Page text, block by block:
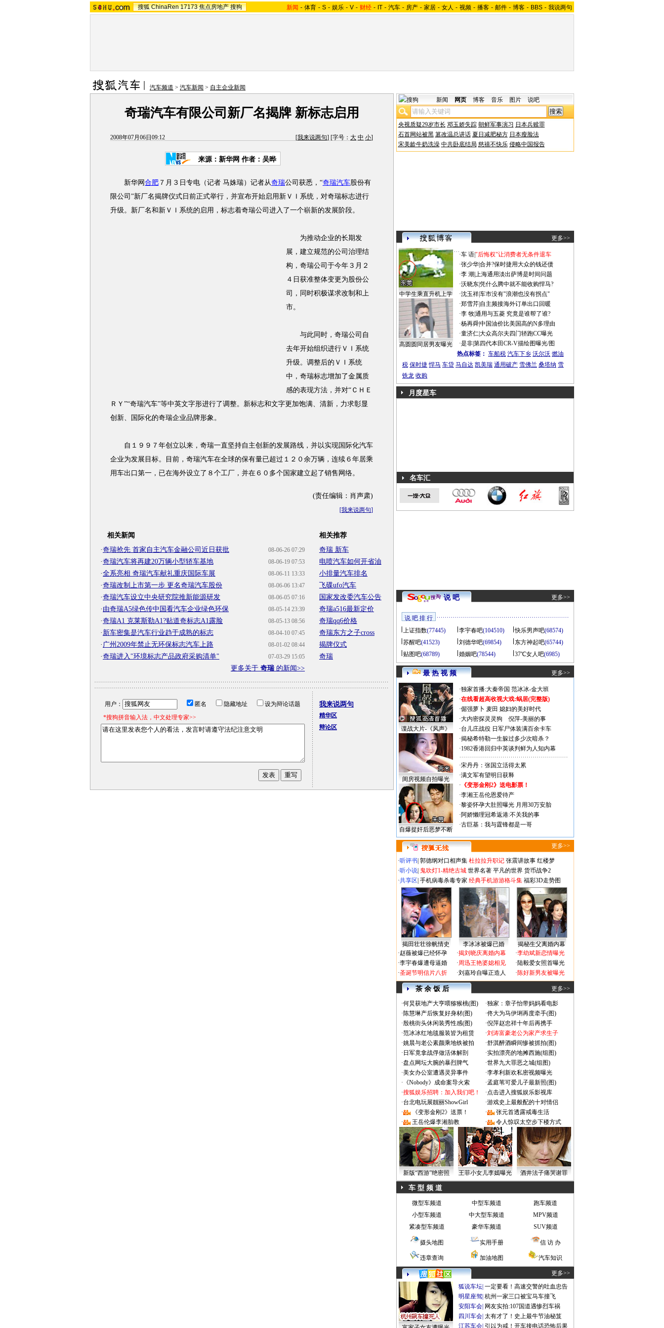
搜狐 ChinaRen 17173 焦点房地产 搜狗 新闻 - 体育 - S - 娱乐 - V - 财经 - IT - 汽车 - 房产 - 家居 - 女人 - 视频 - 播客 - 邮件 - 博客 - BBS - 我说两句
汽车频道 > 汽车新闻 > 自主企业新闻
奇瑞汽车有限公司新厂名揭牌 新标志启用
2008年07月06日09:12 [我来说两句] [字号： 大 中 小]
来源：新华网 作者：吴晔
新华网 合肥 ７月３日专电（记者 马姝瑞）记者从奇瑞公司获悉，“奇瑞汽车股份有
限公司”新厂名揭牌仪式日前正式举行，并宣布开始启用新ＶＩ系统，对奇瑞标志进行
升级。新厂名和新ＶＩ系统的启用，标志着奇瑞公司进入了一个崭新的发展阶段。
为推动企业的长期发
展，建立规范的公司治理结
构，奇瑞公司于今年３月２
４日获准整体变更为股份公
司，同时积极谋求改制和上
市。
与此同时，奇瑞公司自
去年开始组织进行ＶＩ系统
升级。调整后的ＶＩ系统
中，奇瑞标志增加了金属质
感的表现方法，并对“ＣＨＥ
ＲＹ”“奇瑞汽车”等中英文字形进行了调整。新标志和文字更加饱满、清新，力求彰显
创新、国际化的奇瑞企业品牌形象。
自１９９７年创立以来，奇瑞一直坚持自主创新的发展路线，并以实现国际化汽车
企业为发展目标。目前，奇瑞汽车在全球的保有量已超过１２０余万辆，连续６年居乘
用车出口第一，已在海外设立了８个工厂，并在６０多个国家建立起了销售网络。
(责任编辑：肖声肃)
[我来说两句]
相关新闻
08-06-26 07:29
·奇瑞抢先 首家自主汽车金融公司近日获批
08-06-19 07:53
·奇瑞汽车将再建20万辆小型轿车基地
08-06-11 13:33
·全系亮相 奇瑞汽车献礼重庆国际车展
08-06-06 13:47
·奇瑞改制上市第一步 更名奇瑞汽车股份
08-06-05 07:16
·奇瑞汽车设立中央研究院推新能源研发
08-05-14 23:39
· 由奇瑞A5绿色传中国看汽车企业绿色环保
08-05-13 08:56
·奇瑞A1 克莱斯勒A1?贴道奇标志A1露脸
08-04-10 07:45
· 新车密集是汽车行业趋于成熟的标志
08-01-02 08:44
· 广州2009年禁止无环保标志汽车上路
07-03-29 15:05
·奇瑞进入"环境标志产品政府采购清单"
更多关于 奇瑞 的新闻>>
相关推荐
奇瑞 新车
电喷汽车如何开省油
小排量汽车排名
飞碟ufo汽车
国家发改委汽车公告
奇瑞a516最新定价
奇瑞qq6价格
奇瑞东方之子cross
揭牌仪式
奇瑞
用户： 匿名 隐藏地址
设为辩论话题
*搜狗拼音输入法，中文处理专家>>
我来说两句
精华区
辩论区
新闻 网页 博客 音乐 图片 说吧
央视质疑29岁市长 邓玉娇失踪 朝鲜军事演习 日本兵赎罪
石首网站被黑 篡改温总讲话 夏日减肥秘方 日本瘦脸法
宋美龄牛奶洗澡 中共卧底结局 慈禧不快乐 侵略中国报告
更多>>
中学生乘直升机上学
高圆圆同居男友曝光
·车 语|"后悔权"让消费者无条件退车
·张少华|合并?保时捷用大众的钱还债
·李 潮 上海通用淡出萨博是时间问题
·沃晓东|凭什么腾中就不能收购悍马?
·沈玉祥|车市没有"浪潮也没有拐点"
·郑雪芹| 自主频接海外订单出口回暖
·李 牧|通用与五菱 究竟是谁帮了谁?
·杨再舜|中国油价比美国高的N多理由
·童济仁|大众高尔夫四门轿跑CC曝光
·是非|第四代本田CR-V描绘图曝光/图
热点标签： 车船税 汽车下乡 沃尔沃 燃油
税 保时捷 悍马 车贷 马自达 凯美瑞 通用破产 雪佛兰 桑塔纳 雪
铁龙 收购
月度星车
名车汇
说 吧 更多>>
说 吧 排 行
上证指数(77445) 李宇春吧(104510) 快乐男声吧(68574)
苏醒吧(41523) 刘德华吧(69854) 东方神起吧(65744)
贴图吧(68789) 婚姻吧(78544) 37℃女人吧(6985)
最 热 视 频 更多>>
谍战大片-《风声》
闺房视频自拍曝光
自爆捉奸后恶梦不断
·独家首播:大秦帝国 范冰冰-金大班
·在线看超高收视大戏:蜗居(完整版)
·倔强萝卜 麦田 媳妇的美好时代
·大内密探灵灵狗
倪萍-美丽的事
·台儿庄战役 日军尸体装满百余卡车
·揭秘希特勒一生躲过多少次暗杀？
·1982香港回归中英谈判鲜为人知内幕
·宋丹丹：张国立活得太累
·满文军有望明日获释
· 《变形金刚2》送电影票！
·李湘王岳伦恩爱待产
·黎姿怀孕大肚照曝光 月用30万安胎
·阿娇懒理冠希返港:不关我的事
·古巨基：我与霆锋都是一哥
更多>>
·听评书 郭德纲对口相声集 杜拉拉升职记 张震讲故事 红楼梦
·听小说 鬼吹灯1-精绝古城 世界名著 平凡的世界 货币战争2
·共享区 手机病毒杀毒专家 经典手机游游格斗集 福彩3D走势图
揭田壮壮徐帆情史 李冰冰被爆已婚
揭秘生父离婚内幕
·赵薇被爆已经怀孕
·李宇春爆遭母逼婚
·圣诞节明信片八折
·揭刘晓庆离婚内幕
·周迅王艳婆媳相见
·刘嘉玲自曝正造人
·李幼斌新恋情曝光
·陆毅爱女照首曝光
·陈好新男友被曝光
茶 余 饭 后 更多>>
·何炅获地产大亨喂猕猴桃(图) ·独家：章子怡带妈妈看电影
·陈慧琳产后恢复好身材(图) ·佟大为马伊琍再度牵手(图)
·殷桃街头休闲装秀性感(图) ·倪萍赵忠祥十年后再携手
·范冰冰红地毯服装皆为租赁 ·刘涛富豪老公为家产求生子
·姚晨与老公素颜乘地铁被拍 ·舒淇醉酒瞬间惨被抓拍(图)
· 日军竟拿战俘做活体解剖 ·实拍漂亮的地摊西施(组图)
·盘点网坛大腕的暴烈脾气 ·世界九大罪恶之城(组图)
·美女办公室遭遇灵异事件 ·李孝利新欢私密视频曝光
· 《Nobody》成命案导火索 ·孟庭苇可爱儿子最新照(图)
·搜狐娱乐招聘：加入我们吧！ ·点击进入搜狐娱乐影视库
·台北电玩展靓丽ShowGirl ·游戏史上最般配的十对情侣
·
《变形金刚2》送票！ ·
张元首透露戒毒生活
·
王岳伦爆李湘胎教 · 令人惊叹太空步下楼方式
新版“西游”绝密照 王菲小女儿李嫣曝光 酒井法子痛哭谢罪
车 型 频 道
微型车频道 中型车频道
跑车频道
小型车频道
中大型车频道
MPV频道
紧凑型车频道
豪华车频道 SUV频道
摄头地图 实用手册 信 访 办
违章查询 加油地图 汽车知识
更多>>
狐说车坛 一定要看！高速交警的吐血忠告
明星座驾 杭州一家三口被宝马车撞飞
安阳车会 网友实拍:107国道遇惨烈车祸
四川车会 太有才了！史上最牛节油秘笈
江苏车会 引以为戒！开车接电话恐怖后果